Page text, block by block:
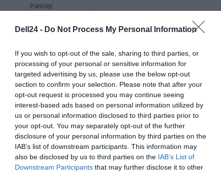
Dell24 - Do Not Process My Personal Information
If you wish to opt-out of the sale, sharing to third parties, or
processing of your personal or sensitive information for
targeted advertising by us, please use the below opt-out
section to confirm your selection. Please note that after your
opt-out request is processed you may continue seeing
interest-based ads based on personal information utilized by
us or personal information disclosed to third parties prior to
your opt-out. You may separately opt-out of the further
disclosure of your personal information by third parties on the
IAB’s list of downstream participants. This information may
also be disclosed by us to third parties on the IAB’s List of
Downstream Participants that may further disclose it to other
zastosowań w centrach danych lub placówkach
biurowych. Serwery Dell typu Tower są doskonałą
platformą do uruchamiania aplikacji do pracy grupowej,
takich jak poczta e-mail, współużytkowanie
plików/drukarek i zarządzanie bazami danych.
Pamięć
procesor:
RAM
Zainstalowana:
16 GB (zainstalowane) / 128
GB (maks.)
Technologia: DDR5 SDRAM - ECC
Faktyczna
Szybkość
Pamięci:
4800 MHz
Znamionowa
Szybkość
4800 MHz